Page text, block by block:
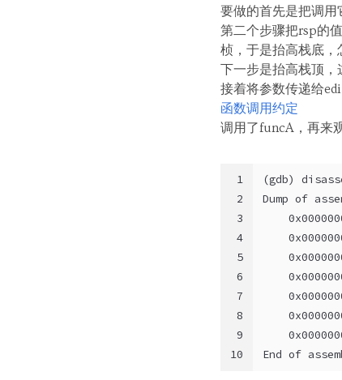
要做的首先是把调用
第二个步骤把rsp的
桢，于是抬高栈底，
下一步是抬高栈顶，
接着将参数传递给
函数调用约定
调用了funcA，再来
1
2
3
4
5
6
7
8
9
10
(gdb)
Dump of
End of